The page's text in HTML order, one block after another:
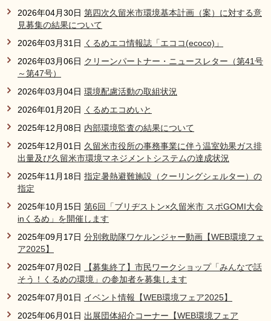
2026年04月30日 第四次久留米市環境基本計画（案）に対する意
見募集の結果について
2026年03月31日
くるめエコ情報誌「エココ(ecoco)」
2026年03月06日 クリーンパートナー・ニュースレター（第41号
～第47号）
2026年03月04日 環境配慮活動の取組状況
2026年01月20日
くるめエコめいと
2025年12月08日 内部環境監査の結果について
2025年12月01日 久留米市役所の事務事業に伴う温室効果ガス排
出量及び久留米市環境マネジメントシステムの達成状況
2025年11月18日 指定暑熱避難施設（クーリングシェルター）の
指定
2025年10月15日 第6回「ブリヂストン×久留米市 スポGOMI大会
inくるめ」を開催します
2025年09月17日 分別救助隊ワケルンジャー動画【WEB環境フェ
ア2025】
2025年07月02日
【募集終了】市民ワークショップ「みんなで話
そう！くるめの環境」の参加者を募集します
2025年07月01日 イベント情報【WEB環境フェア2025】
2025年06月01日 出展団体紹介コーナー【WEB環境フェア